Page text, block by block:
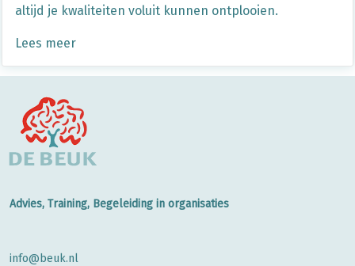
altijd je kwaliteiten voluit kunnen ontplooien.
Lees meer
Advies, Training, Begeleiding in organisaties
info@beuk.nl